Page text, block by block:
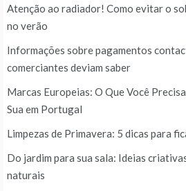
Atenção ao radiador! Como evitar o
no verão
Informações sobre pagamentos
comerciantes deviam saber
Marcas Europeias: O Que Você
Sua em Portugal
Limpezas de Primavera: 5 dicas para
Do jardim para sua sala: Ideias
naturais